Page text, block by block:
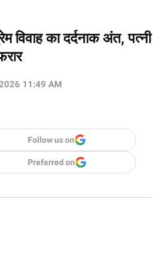
विवाह का दर्दनाक अंत, पत्नी
11:49 AM
Follow us on
Preferred on